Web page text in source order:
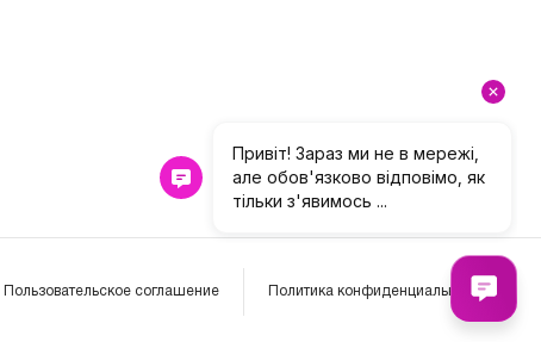
Пользовательское соглашение Политика конфиденциальности